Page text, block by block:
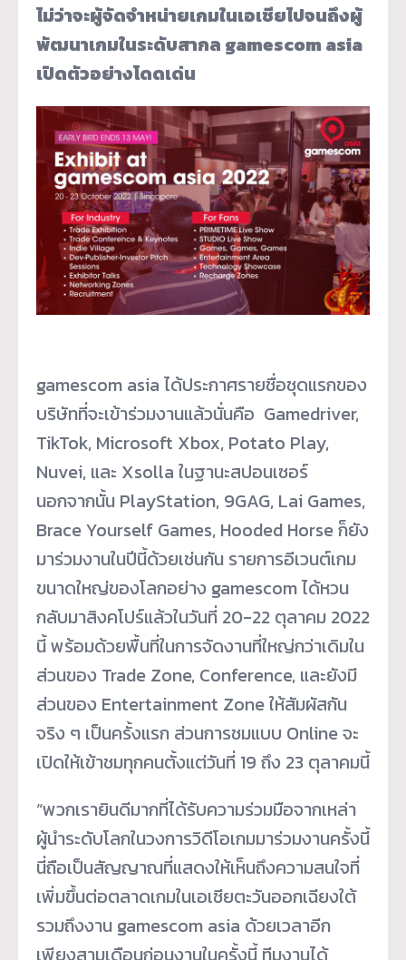
ไม่ว่าจะผู้จัดจำหน่ายเกมในเอเชียไปจนถึงผู้
พัฒนาเกมในระดับสากล gamescom asia
เปิดตัวอย่างโดดเด่น
gamescom asia ได้ประกาศรายชื่อชุดแรกของ
บริษัทที่จะเข้าร่วมงานแล้วนั่นคือ Gamedriver,
TikTok, Microsoft Xbox, Potato Play,
Nuvei, และ Xsolla ในฐานะสปอนเซอร์
นอกจากนั้น PlayStation, 9GAG, Lai Games,
Brace Yourself Games, Hooded Horse ก็ยัง
มาร่วมงานในปีนี้ด้วยเช่นกัน รายการอีเวนต์เกม
ขนาดใหญ่ของโลกอย่าง gamescom ได้หวน
กลับมาสิงคโปร์แล้วในวันที่ 20-22 ตุลาคม 2022
นี้ พร้อมด้วยพื้นที่ในการจัดงานที่ใหญ่กว่าเดิมใน
ส่วนของ Trade Zone, Conference, และยังมี
ส่วนของ Entertainment Zone ให้สัมผัสกัน
จริง ๆ เป็นครั้งแรก ส่วนการชมแบบ Online จะ
เปิดให้เข้าชมทุกคนตั้งแต่วันที่ 19 ถึง 23 ตุลาคมนี้
“พวกเรายินดีมากที่ได้รับความร่วมมือจากเหล่า
ผู้นำระดับโลกในวงการวิดีโอเกมมาร่วมงานครั้งนี้
นี่ถือเป็นสัญญาณที่แสดงให้เห็นถึงความสนใจที่
เพิ่มขึ้นต่อตลาดเกมในเอเชียตะวันออกเฉียงใต้
รวมถึงงาน gamescom asia ด้วยเวลาอีก
เพียงสามเดือนก่อนงานในครั้งนี้ ทีมงานได้